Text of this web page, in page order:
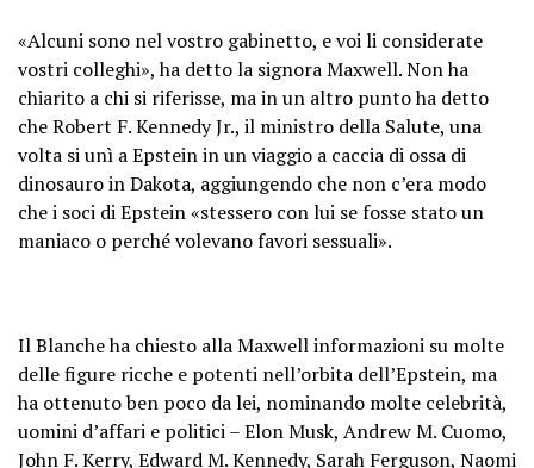
«Alcuni sono nel vostro gabinetto, e voi li considerate
vostri colleghi», ha detto la signora Maxwell. Non ha
chiarito a chi si riferisse, ma in un altro punto ha detto
che Robert F. Kennedy Jr., il ministro della Salute, una
volta si unì a Epstein in un viaggio a caccia di ossa di
dinosauro in Dakota, aggiungendo che non c’era modo
che i soci di Epstein «stessero con lui se fosse stato un
maniaco o perché volevano favori sessuali».
Il Blanche ha chiesto alla Maxwell informazioni su molte
delle figure ricche e potenti nell’orbita dell’Epstein, ma
ha ottenuto ben poco da lei, nominando molte celebrità,
uomini d’affari e politici – Elon Musk, Andrew M. Cuomo,
John F. Kerry, Edward M. Kennedy, Sarah Ferguson, Naomi